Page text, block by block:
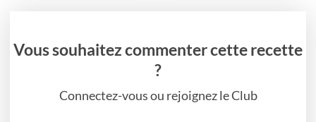
Vous souhaitez commenter cette recette
?
Connectez-vous ou rejoignez le Club